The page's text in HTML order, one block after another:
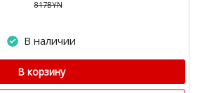
817BYN
В наличии
В корзину